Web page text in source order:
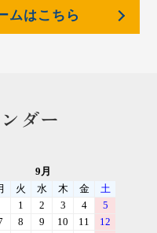
ムはこちら
ダー